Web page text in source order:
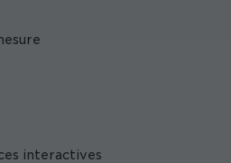
interactives